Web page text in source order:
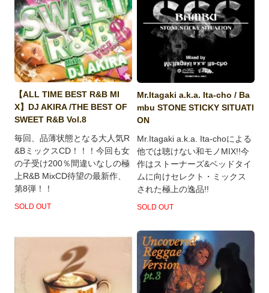
【ALL TIME BEST R&B MI
X】DJ AKIRA /THE BEST OF
SWEET R&B Vol.8
毎回、品薄状態となる大人気R
&BミックスCD！！！今回も女
の子受け200％間違いなしの極
上R&B MixCD待望の最新作、
第8弾！！
SOLD OUT
Mr.Itagaki a.k.a. Ita-cho / Ba
mbu STONE STICKY SITUATI
ON
Mr.Itagaki a.k.a. Ita-choによる
他では聴けない和モノMIX!!今
作はストーナーズ&ベッドタイ
ムに向けセレクト・ミックス
された極上の逸品!!
SOLD OUT